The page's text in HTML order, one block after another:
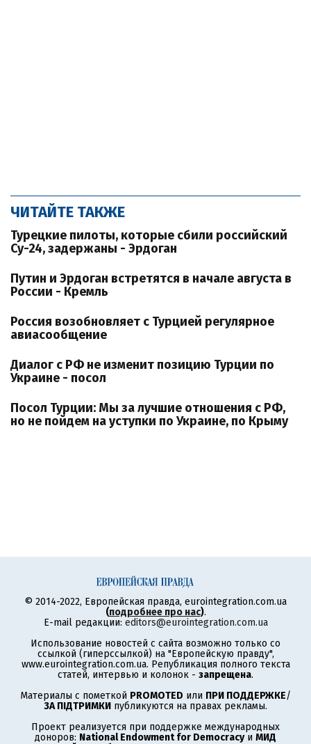
ЧИТАЙТЕ ТАКЖЕ
Турецкие пилоты, которые сбили российский
Су-24, задержаны - Эрдоган
Путин и Эрдоган встретятся в начале августа в
России - Кремль
Россия возобновляет с Турцией регулярное
авиасообщение
Диалог с РФ не изменит позицию Турции по
Украине - посол
Посол Турции: Мы за лучшие отношения с РФ,
но не пойдем на уступки по Украине, по Крыму
© 2014-2022, Европейская правда, eurointegration.com.ua
(подробнее про нас).
E-mail редакции: editors@eurointegration.com.ua
Использование новостей с сайта возможно только со
ссылкой (гиперссылкой) на "Европейскую правду",
www.eurointegration.com.ua. Републикация полного текста
статей, интервью и колонок - запрещена.
Материалы с пометкой PROMOTED или ПРИ ПОДДЕРЖКЕ/
ЗА ПІДТРИМКИ публикуются на правах рекламы.
Проект реализуется при поддержке международных
доноров: National Endowment for Democracyи МИД